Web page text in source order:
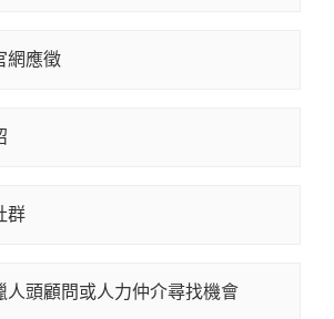
網應徵
群
人頭顧問或人力仲介尋找機會